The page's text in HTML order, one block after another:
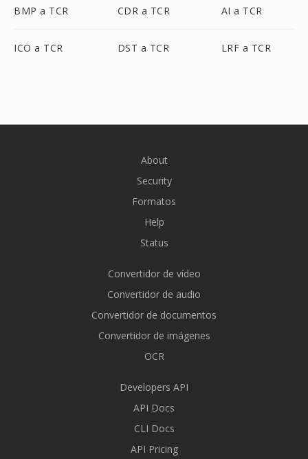
BMP a TCR CDR a TCR AI a TCR
ICO a TCR DST a TCR LRF a TCR
About
Security
Formatos
Help
Status
Convertidor de vídeo
Convertidor de audio
Convertidor de documentos
Convertidor de imágenes
OCR
Developers API
API Docs
CLI Docs
API Pricing